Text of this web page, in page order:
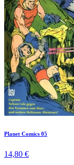
Planet Comics 05
14,80 €